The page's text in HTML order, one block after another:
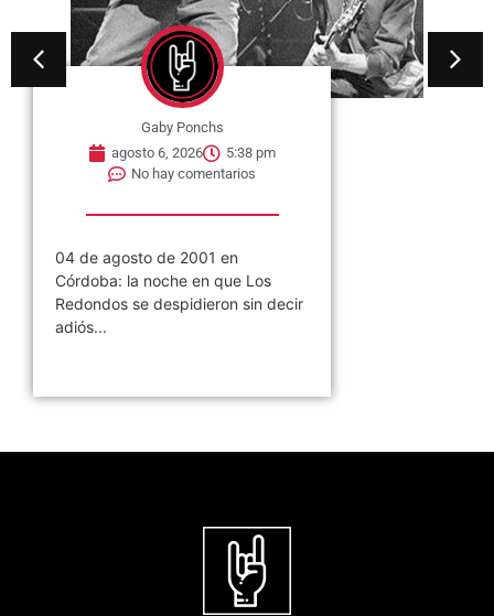
Gaby Ponchs
agosto 6, 2026
5:38 pm
No hay comentarios
04 de agosto de 2001 en
Córdoba: la noche en que Los
Redondos se despidieron sin decir
adiós...